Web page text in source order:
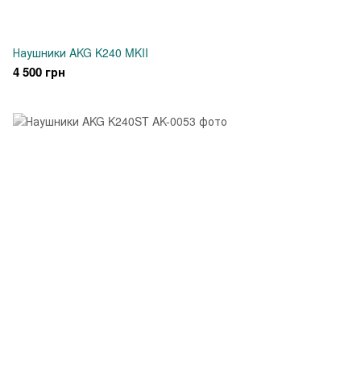
Наушники AKG K240 MKII
4 500 грн